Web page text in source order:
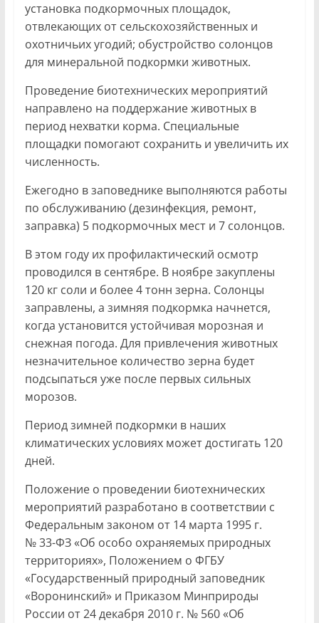
установка подкормочных площадок,
отвлекающих от сельскохозяйственных и
охотничьих угодий; обустройство солонцов
для минеральной подкормки животных.
Проведение биотехнических мероприятий
направлено на поддержание животных в
период нехватки корма. Специальные
площадки помогают сохранить и увеличить их
численность.
Ежегодно в заповеднике выполняются работы
по обслуживанию (дезинфекция, ремонт,
заправка) 5 подкормочных мест и 7 солонцов.
В этом году их профилактический осмотр
проводился в сентябре. В ноябре закуплены
120 кг соли и более 4 тонн зерна. Солонцы
заправлены, а зимняя подкормка начнется,
когда установится устойчивая морозная и
снежная погода. Для привлечения животных
незначительное количество зерна будет
подсыпаться уже после первых сильных
морозов.
Период зимней подкормки в наших
климатических условиях может достигать 120
дней.
Положение о проведении биотехнических
мероприятий разработано в соответствии с
Федеральным законом от 14 марта 1995 г.
№ 33-ФЗ «Об особо охраняемых природных
территориях», Положением о ФГБУ
«Государственный природный заповедник
«Воронинский» и Приказом Минприроды
России от 24 декабря 2010 г. № 560 «Об